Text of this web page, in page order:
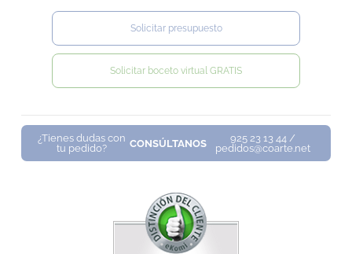
Solicitar presupuesto
Solicitar boceto virtual GRATIS
¿Tienes dudas con
tu pedido?
CONSÚLTANOS
925 23 13 44 /
pedidos@coarte.net